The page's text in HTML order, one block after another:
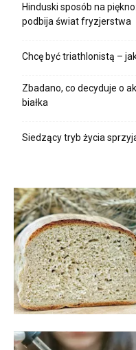
Hinduski sposób na
podbija świat fryzjerstwa
Chcę być triathlonistą –
Zbadano, co decyduje o
białka
Siedzący tryb życia